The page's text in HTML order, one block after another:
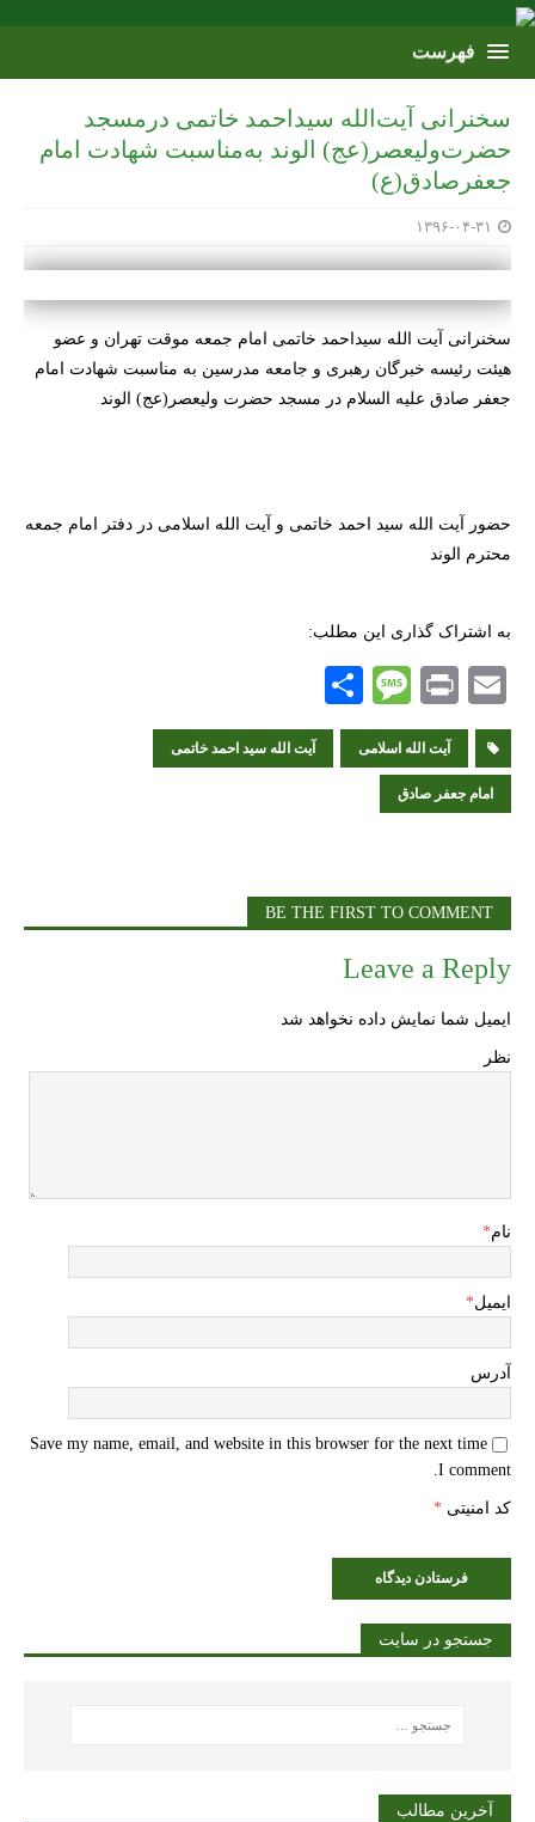
سخنرانی آیت‌الله سیداحمد خاتمی درمسجد
حضرت‌ولیعصر(عج) الوند به‌مناسبت شهادت امام
جعفرصادق(ع)
۱۳۹۶-۰۴-۳۱
سخنرانی آیت الله سیداحمد خاتمی امام جمعه موقت تهران و عضو
هیئت رئیسه خبرگان رهبری و جامعه مدرسین به مناسبت شهادت امام
جعفر صادق علیه السلام در مسجد حضرت‌ ولیعصر(عج) الوند
حضور آیت الله سید احمد خاتمی و آیت الله اسلامی در دفتر امام جمعه
محترم الوند
به اشتراک گذاری این مطلب:
E
m
ai
l
P
ri
nt
M
es
sa
h
ar
آیت الله اسلامی آیت الله سید احمد خاتمی
امام جعفر صادق
BE THE FIRST TO COMMENT
Leave a Reply
ایمیل شما نمایش داده نخواهد شد
نظر
نام*
ایمیل*
آدرس
Save my name, email, and website in this browser for the next time
I comment.
کد امنیتی *
جستجو در سایت
آخرین مطالب